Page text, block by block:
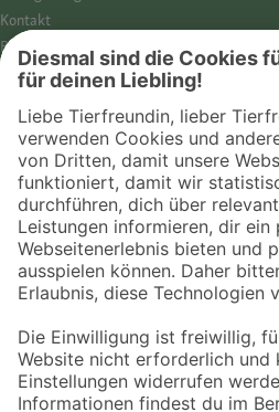
© 2026 Fressnapf Tiernahrungs GmbH
Kontakt
Barrierefreiheit
Impressum
Cookies
AGB
Entdecke Fressnapf
Tierversicherung
GPS-Tracker
Online-Shop